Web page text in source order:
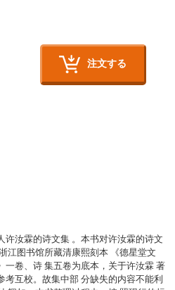
注文する
许汝霖的诗文集 。本书对许汝霖的诗文
江图书馆所藏清康熙刻本 《德星堂文
一卷、诗 集五卷为底本，关于许汝霖 著
互校。故集中部 分缺失的内容不能利